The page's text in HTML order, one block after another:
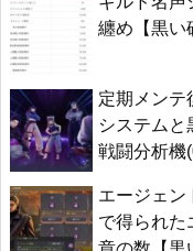
纏め【黒い
定期メンテ
システムと
戦闘分析機
エージェン
で得られた